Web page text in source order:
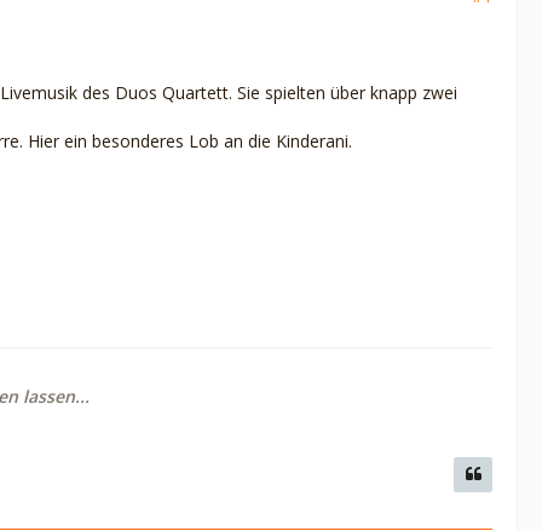
des Duos Quartett. Sie spielten über knapp zwei
Hier ein besonderes Lob an die Kinderani.
lassen...